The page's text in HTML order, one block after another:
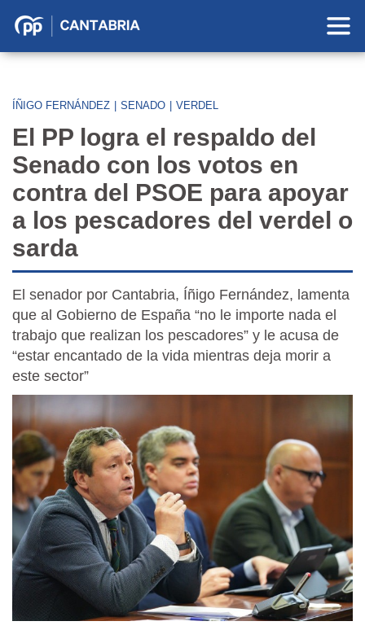
Partido
Cantabria
ÍÑIGO FERNÁNDEZ SENADO VERDEL
El PP logra el respaldo del
Senado con los votos en
contra del PSOE para apoyar
a los pescadores del verdel o
sarda
El senador por Cantabria, Íñigo Fernández, lamenta
que al Gobierno de España “no le importe nada el
trabajo que realizan los pescadores” y le acusa de
“estar encantado de la vida mientras deja morir a
este sector”